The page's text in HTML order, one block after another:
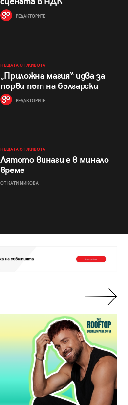
РЕДАКТОРИТЕ
НЕЩАТА ОТ ЖИВОТА
„Приложна магия“ идва за
първи път на български
РЕДАКТОРИТЕ
НЕЩАТА ОТ ЖИВОТА
Лятото винаги е в минало
време
ОТ КАТИ МИКОВА